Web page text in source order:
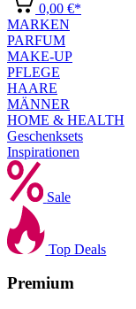
0,00 €*
MARKEN
PARFUM
MAKE-UP
PFLEGE
HAARE
MÄNNER
HOME & HEALTH
Geschenksets
Inspirationen
Sale
Top Deals
Premium